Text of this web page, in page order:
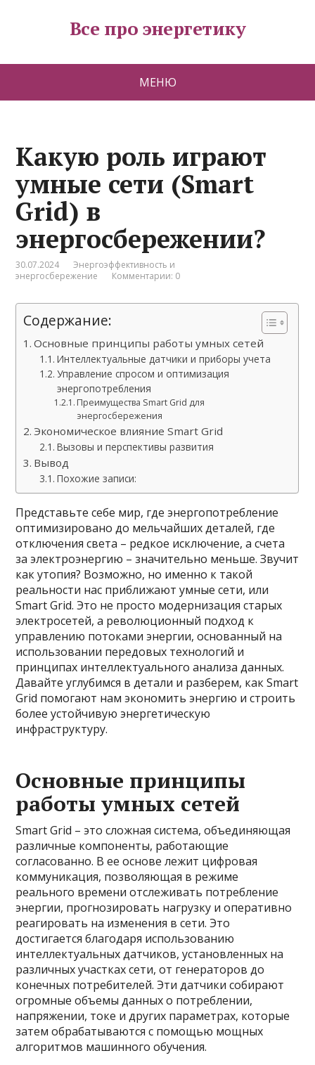
Все про энергетику
МЕНЮ
Какую роль играют
умные сети (Smart
Grid) в
энергосбережении?
30.07.2024
Энергоэффективность и
энергосбережение
Комментарии: 0
Содержание:
Основные принципы работы умных сетей
Интеллектуальные датчики и приборы учета
Управление спросом и оптимизация
энергопотребления
Преимущества Smart Grid для
энергосбережения
Экономическое влияние Smart Grid
Вызовы и перспективы развития
Вывод
Похожие записи:
Представьте себе мир, где энергопотребление
оптимизировано до мельчайших деталей, где
отключения света – редкое исключение, а счета
за электроэнергию – значительно меньше. Звучит
как утопия? Возможно, но именно к такой
реальности нас приближают умные сети, или
Smart Grid. Это не просто модернизация старых
электросетей, а революционный подход к
управлению потоками энергии, основанный на
использовании передовых технологий и
принципах интеллектуального анализа данных.
Давайте углубимся в детали и разберем, как Smart
Grid помогают нам экономить энергию и строить
более устойчивую энергетическую
инфраструктуру.
Основные принципы
работы умных сетей
Smart Grid – это сложная система, объединяющая
различные компоненты, работающие
согласованно. В ее основе лежит цифровая
коммуникация, позволяющая в режиме
реального времени отслеживать потребление
энергии, прогнозировать нагрузку и оперативно
реагировать на изменения в сети. Это
достигается благодаря использованию
интеллектуальных датчиков, установленных на
различных участках сети, от генераторов до
конечных потребителей. Эти датчики собирают
огромные объемы данных о потреблении,
напряжении, токе и других параметрах, которые
затем обрабатываются с помощью мощных
алгоритмов машинного обучения.